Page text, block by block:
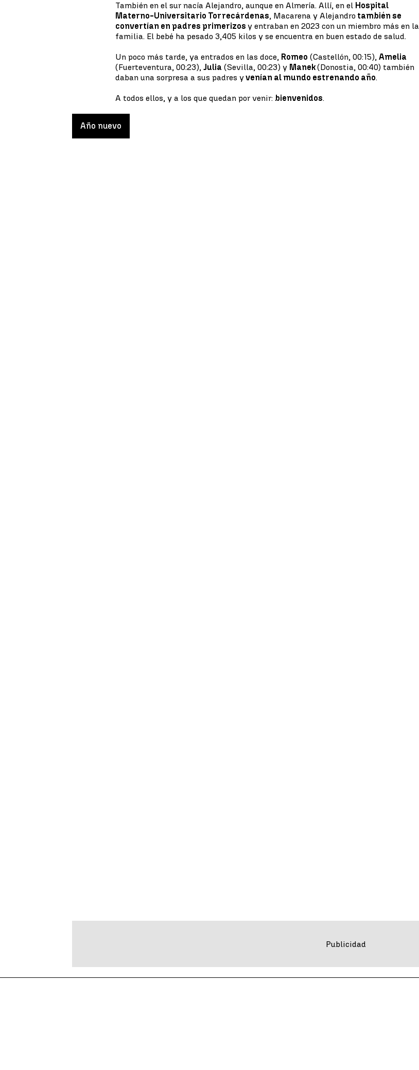
También en el sur nacía Alejandro, aunque en Almería. Allí, en el Hospital
Materno-Universitario Torrecárdenas, Macarena y Alejandro también se
convertían en padres primerizosy entraban en 2023 con un miembro más en la
familia. El bebé ha pesado 3,405 kilos y se encuentra en buen estado de salud.
Un poco más tarde, ya entrados en las doce, Romeo (Castellón, 00:15),Amelia
(Fuerteventura, 00:23),Julia (Sevilla, 00:23) y Manek(Donostia, 00:40) también
daban una sorpresa a sus padres yvenían al mundo estrenando año.
A todos ellos, y a los que quedan por venir: bienvenidos.
Año nuevo